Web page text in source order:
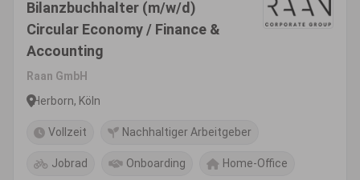
Bilanzbuchhalter (m/w/d)
Circular Economy / Finance &
Accounting
Raan GmbH
Herborn, Köln
Vollzeit Nachhaltiger Arbeitgeber
Jobrad Onboarding Home-Office